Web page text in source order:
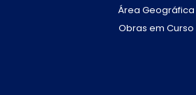
Área Geográfica
Obras em Curso